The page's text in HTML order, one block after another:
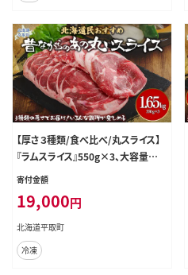
【厚さ３種類/食べ比べ/丸スライス】
『ラムスライス』550g×3、大容量の
1.65kg BRTI017
寄付金額
19,000円
北海道平取町
冷凍